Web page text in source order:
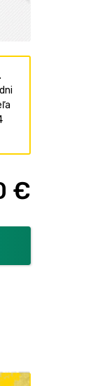
€